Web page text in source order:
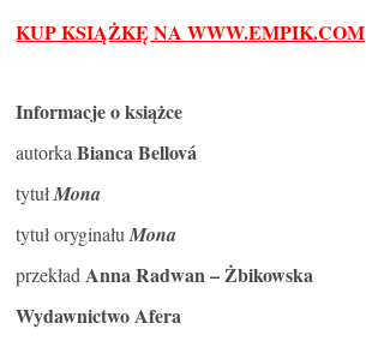
KUP KSIĄŻKĘ NA WWW.EMPIK.COM
Informacje o książce
autorkaBianca Bellová
tytułMona
tytuł oryginałuMona
przekład Anna Radwan – Żbikowska
Wydawnictwo Afera